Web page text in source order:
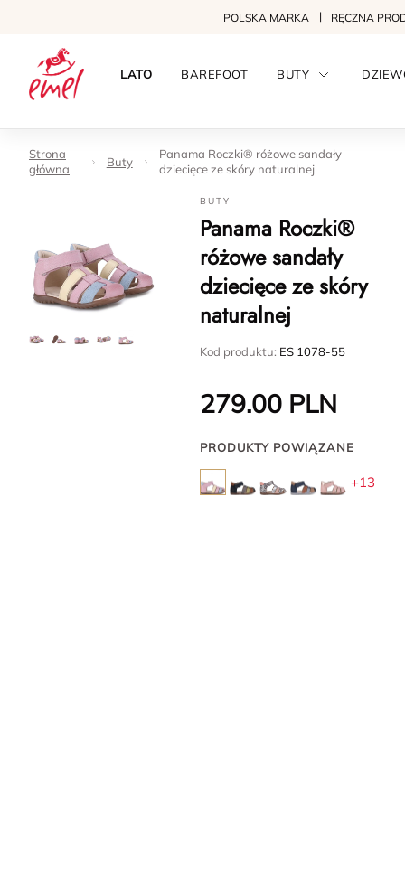
POLSKA MARKA RĘCZNA
LATO BAREFOOT BUTY
Strona
główna
Buty
Panama Roczki® różowe sandały
dziecięce ze skóry naturalnej
BUTY
Panama Roczki®
różowe sandały
dziecięce ze skóry
naturalnej
Kod produktu: ES 1078-55
279.00 PLN
PRODUKTY POWIĄZANE
+13